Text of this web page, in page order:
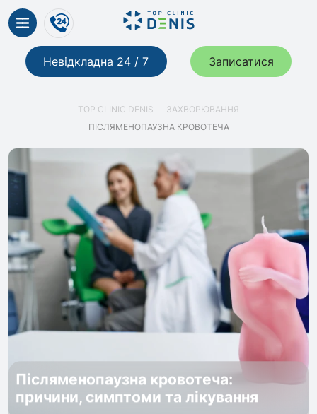
Невідкладна 24 / 7 Записатися
TOP CLINIC DENIS
ЗАХВОРЮВАННЯ
ПІСЛЯМЕНОПАУЗНА КРОВОТЕЧА
Післяменопаузна кровотеча:
причини, симптоми та лікування